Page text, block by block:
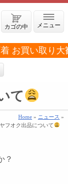
メニュー
カゴの中
お買い取り大
て
Home » ニュース »
フオク出品について
？